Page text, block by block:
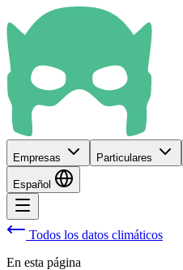
Empresas Particulares
Español
Todos los datos climáticos
En esta página